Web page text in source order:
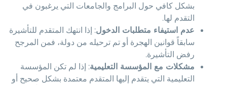
بشكل كافي حول البرامج والجامعات التي يرغبون في
التقدم لها.
عدم استيفاء متطلبات الدخول: إذا انتهك المتقدم للتأشيرة
سابقاً قوانين الهجرة أو تم ترحيله من دولة، فمن المرجح
رفض التأشيرة.
مشكلات مع المؤسسة التعليمية: إذا لم تكن المؤسسة
التعليمية التي يتقدم إليها المتقدم معتمدة بشكل صحيح أو